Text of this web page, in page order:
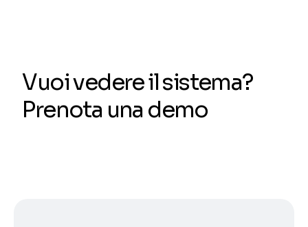
Vuoi vedere il sistema?
Prenota una demo